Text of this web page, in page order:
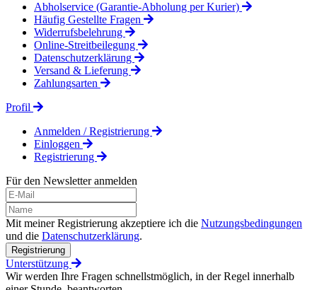
Abholservice (Garantie-Abholung per Kurier)
Häufig Gestellte Fragen
Widerrufsbelehrung
Online-Streitbeilegung
Datenschutzerklärung
Versand & Lieferung
Zahlungsarten
Profil
Anmelden / Registrierung
Einloggen
Registrierung
Für den Newsletter anmelden
Mit meiner Registrierung akzeptiere ich die Nutzungsbedingungen
und die Datenschutzerklärung.
Registrierung
Unterstützung
Wir werden Ihre Fragen schnellstmöglich, in der Regel innerhalb